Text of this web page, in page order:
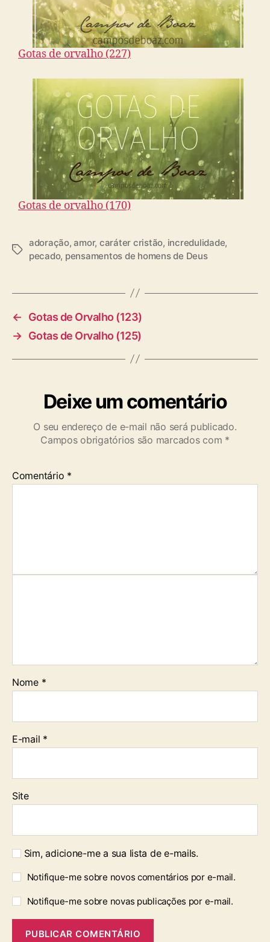
Gotas de orvalho (227)
Gotas de orvalho (170)
T
adoração,amor, caráter cristão, incredulidade,
pecado, pensamentos de homens de Deus
←
Gotas de Orvalho (123)
→ Gotas de Orvalho (125)
Deixe um comentário
O seu endereço de e-mail não será publicado.
Campos obrigatórios são marcados com *
Comentário *
Nome *
E-mail *
Site
Sim, adicione-me a sua lista de e-mails.
Notifique-me sobre novos comentários por e-mail.
Notifique-me sobre novas publicações por e-mail.